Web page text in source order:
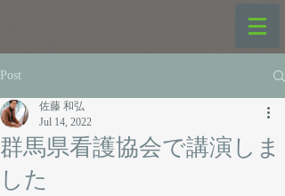
Post
群馬県看護協会で講演しま
した
佐藤 和弘
Jul 14, 2022